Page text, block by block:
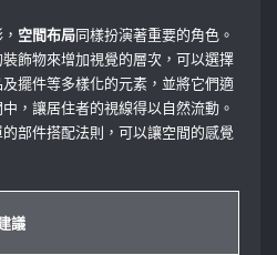
空間布局同樣扮演著重要的角色。
飾物來增加視覺的層次，可以選擇
擺件等多樣化的元素，並將它們適
，讓居住者的視線得以自然流動。
部件搭配法則，可以讓空間的感覺
議